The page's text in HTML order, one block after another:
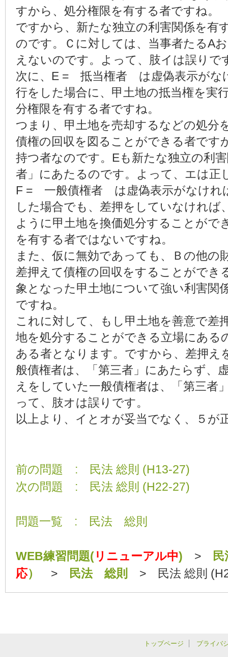
すから、処分権限を有する者ですね。
ですから、新たな独立の利害関係を有
のです。Ｃに対しては、当事者たるA
えないのです。よって、肢イは誤りで
次に、E = 抵当権者 は虚偽表示がな
行をした場合に、甲土地の抵当権を実
分権限を有する者ですね。
つまり、甲土地を売却するなどの処分
債権の回収を図ることができる者です
持つ者なのです。Eも新たな独立の利
者」にあたるのです。よって、エは正
F = 一般債権者 は虚偽表示がなけれ
した場合でも、差押をしていなければ
ように甲土地を換価処分することがで
を有する者ではないですね。
また、仮に無効であっても、Ｂの他の
差押えて債権の回収をすることができ
象となった甲土地について強い利害関
ですね。
これに対して、もし甲土地を善意で差
地を処分することができる立場にある
ある者となります。ですから、差押え
般債権者は、「第三者」にあたらず、
えをしていた一般債権者は、「第三者
って、肢オは誤りです。
以上より、イとオが妥当でなく、５が
前の問題 : 民法 総則 (H13-27)
次の問題 : 民法 総則 (H22-27)
問題一覧 : 民法 総則
WEB練習問題(リニューアル中) >
応） > 民法 総則 > 民法 総則
トップページ プライバ